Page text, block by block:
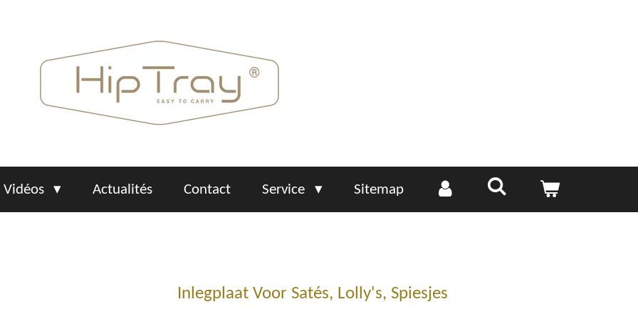
Vidéos Actualités Contact Service Sitemap
Inlegplaat Voor Satés, Lolly's, Spiesjes